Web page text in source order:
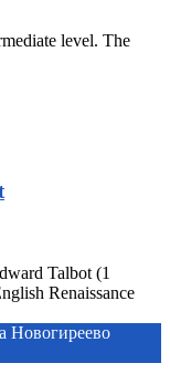
level. The
Talbot (1
Renaissance
Новогиреево